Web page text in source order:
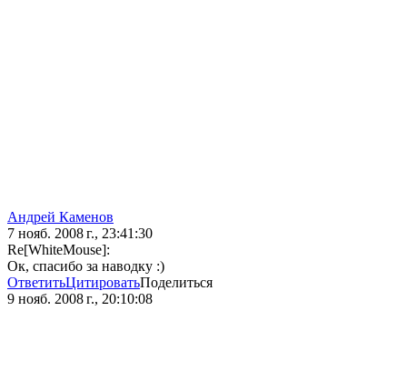
Андрей Каменов
7 нояб. 2008 г., 23:41:30
Re[WhiteMouse]:
Ок, спасибо за наводку :)
ОтветитьЦитироватьПоделиться
9 нояб. 2008 г., 20:10:08